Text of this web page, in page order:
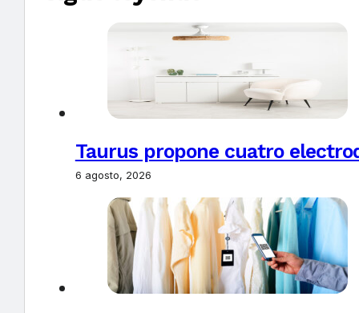
Taurus propone cuatro
6 agosto, 2026